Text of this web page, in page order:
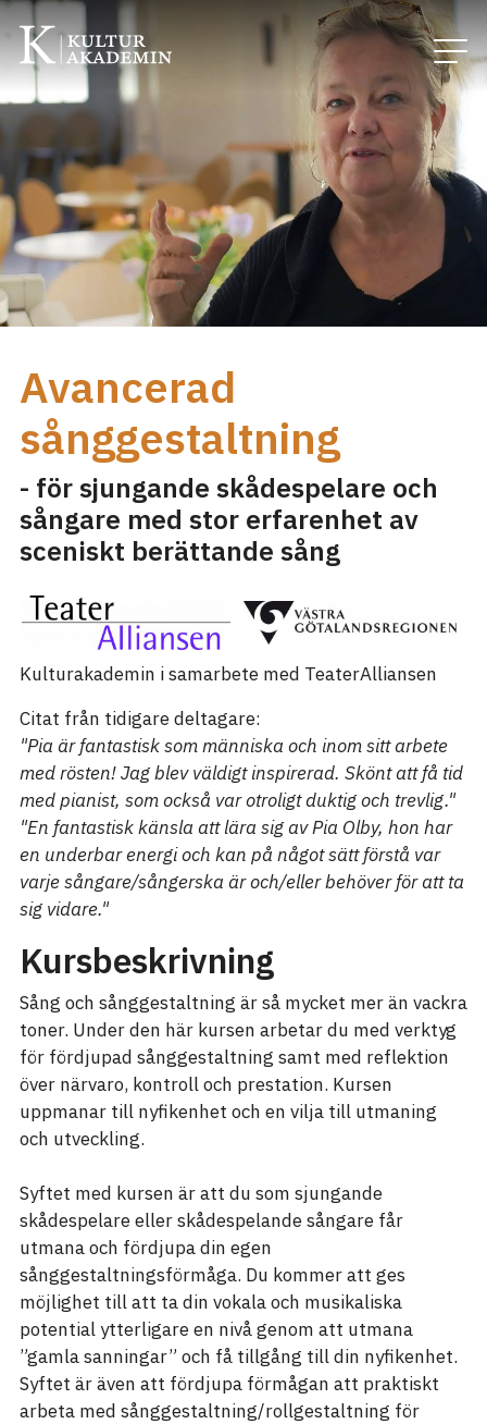
Avancerad
sånggestaltning
- för sjungande skådespelare och
sångare med stor erfarenhet av
sceniskt berättande sång
Kulturakademin i samarbete med TeaterAlliansen
Citat från tidigare deltagare:
"Pia är fantastisk som människa och inom sitt arbete
med rösten! Jag blev väldigt inspirerad. Skönt att få tid
med pianist, som också var otroligt duktig och trevlig."
"En fantastisk känsla att lära sig av Pia Olby, hon har
en underbar energi och kan på något sätt förstå var
varje sångare/sångerska är och/eller behöver för att ta
sig vidare."
Kursbeskrivning
Sång och sånggestaltning är så mycket mer än vackra
toner. Under den här kursen arbetar du med verktyg
för fördjupad sånggestaltning samt med reflektion
över närvaro, kontroll och prestation. Kursen
uppmanar till nyfikenhet och en vilja till utmaning
och utveckling.
Syftet med kursen är att du som sjungande
skådespelare eller skådespelande sångare får
utmana och fördjupa din egen
sånggestaltningsförmåga. Du kommer att ges
möjlighet till att ta din vokala och musikaliska
potential ytterligare en nivå genom att utmana
”gamla sanningar” och få tillgång till din nyfikenhet.
Syftet är även att fördjupa förmågan att praktiskt
arbeta med sånggestaltning/rollgestaltning för